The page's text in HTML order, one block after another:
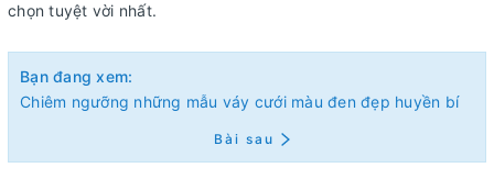
chọn tuyệt vời nhất.
Bạn đang xem:
Chiêm ngưỡng những mẫu váy cưới màu đen đẹp huyền bí
Bài sau